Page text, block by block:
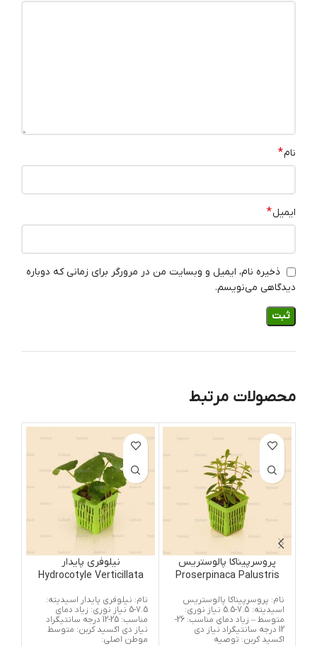
نام*
ایمیل*
ذخیره نام، ایمیل و وبسایت من در مرورگر برای زمانی که دوباره
دیدگاهی می‌نویسم.
محصولات مرتبط
پروسرپیناکا پالوستریس
Proserpinaca Palustris
نام: پروسرپیناکا پالوستریس
اسیدیته: 7.5-5.5 نیاز نوری:
متوسط – زیاد دمای مناسب: 26-
12 درجه سانتیگراد نیاز دی
اکسید کربن: توصیه
نیلوفری پایدار
Hydrocotyle Verticillata
نام: نیلوفری پایدار اسیدیته:
7.5-5 نیاز نوری: زیاد دمای
مناسب: 25-12 درجه سانتیگراد
نیاز دی اکسید کربن: متوسط
موطن اصلی: